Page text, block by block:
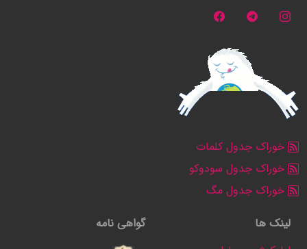
خوراک جدول کلمات
خوراک جدول سودوکو
خوراک جدول مگ
لینک ها
گواهی نامه